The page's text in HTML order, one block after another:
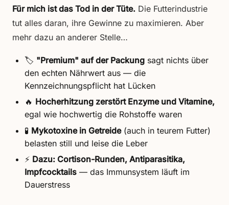
Für mich ist das Tod in der Tüte. Die Futterindustrie
tut alles daran, ihre Gewinne zu maximieren. Aber
mehr dazu an anderer Stelle…
🏷️ "Premium" auf der Packung sagt nichts über
den echten Nährwert aus — die
Kennzeichnungspflicht hat Lücken
🔥 Hocherhitzung zerstört Enzyme und Vitamine,
egal wie hochwertig die Rohstoffe waren
🧪 Mykotoxine in Getreide(auch in teurem Futter)
belasten still und leise die Leber
⚡ Dazu: Cortison-Runden, Antiparasitika,
Impfcocktails — das Immunsystem läuft im
Dauerstress